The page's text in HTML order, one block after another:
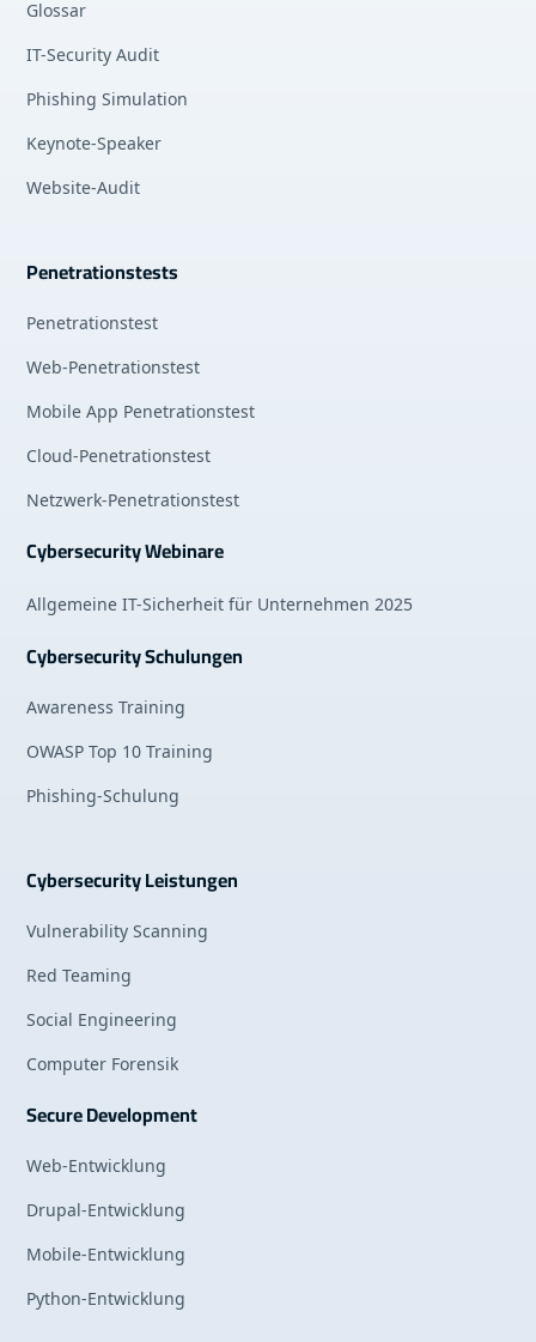
Glossar
IT-Security Audit
Phishing Simulation
Keynote-Speaker
Website-Audit
Penetrationstests
Penetrationstest
Web-Penetrationstest
Mobile App Penetrationstest
Cloud-Penetrationstest
Netzwerk-Penetrationstest
Cybersecurity Webinare
Allgemeine IT-Sicherheit für Unternehmen 2025
Cybersecurity Schulungen
Awareness Training
OWASP Top 10 Training
Phishing-Schulung
Cybersecurity Leistungen
Vulnerability Scanning
Red Teaming
Social Engineering
Computer Forensik
Secure Development
Web-Entwicklung
Drupal-Entwicklung
Mobile-Entwicklung
Python-Entwicklung